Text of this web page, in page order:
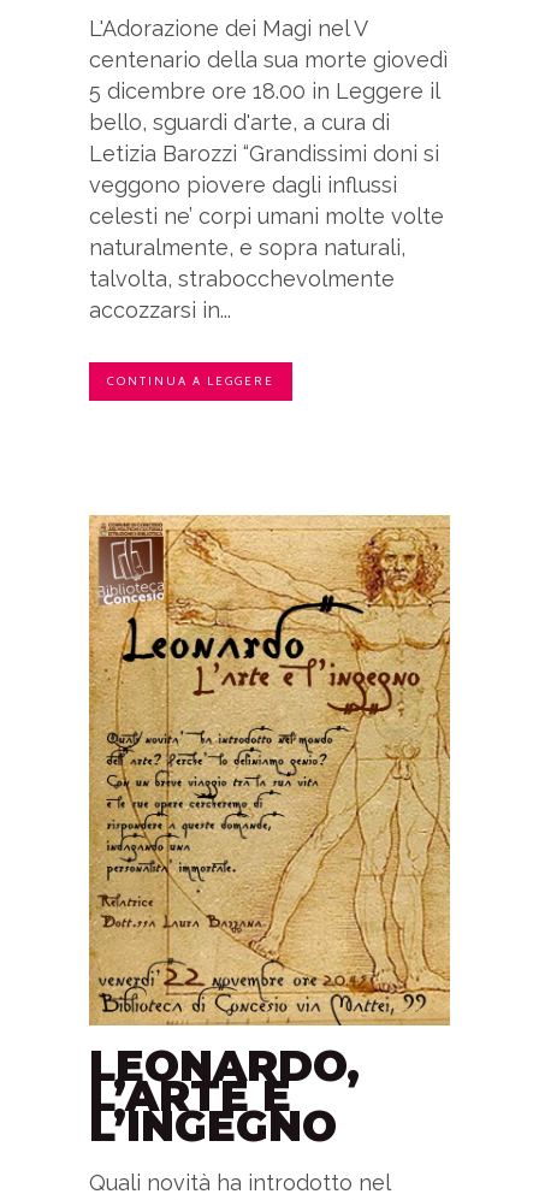
L'Adorazione dei Magi nel V
centenario della sua morte giovedì
5 dicembre ore 18.00 in Leggere il
bello, sguardi d'arte, a cura di
Letizia Barozzi “Grandissimi doni si
veggono piovere dagli influssi
celesti ne’ corpi umani molte volte
naturalmente, e sopra naturali,
talvolta, strabocchevolmente
accozzarsi in...
CONTINUA A LEGGERE
LEONARDO,
L’ARTE E
L’INGEGNO
Quali novità ha introdotto nel